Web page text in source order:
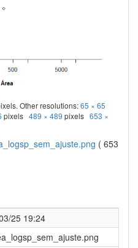
Other resolutions:65 × 65
pixels 489 × 489 pixels 653 ×
( 653
25 19:24